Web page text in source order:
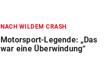
NACH WILDEM CRASH
Motorsport-Legende: „Das
war eine Überwindung“